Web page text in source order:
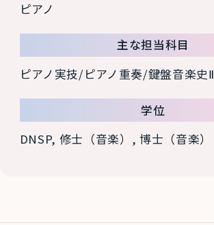
ピアノ
主な担当科目
ピアノ実技/ピアノ重奏/鍵盤音楽史Ⅱ
学位
DNSP, 修士（音楽）, 博士（音楽）